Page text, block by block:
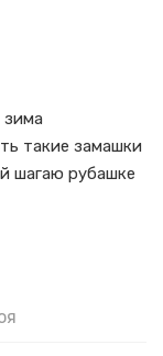
такие замашки
шагаю рубашке